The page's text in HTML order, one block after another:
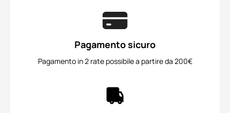
Pagamento sicuro
Pagamento in 2 rate possibile a partire da 200€